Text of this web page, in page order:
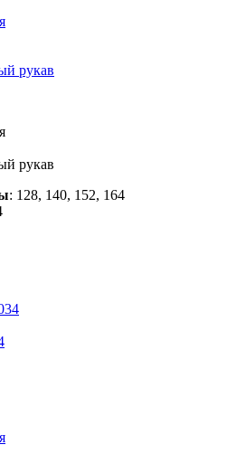
рукав
рукав
: 128, 140, 152, 164